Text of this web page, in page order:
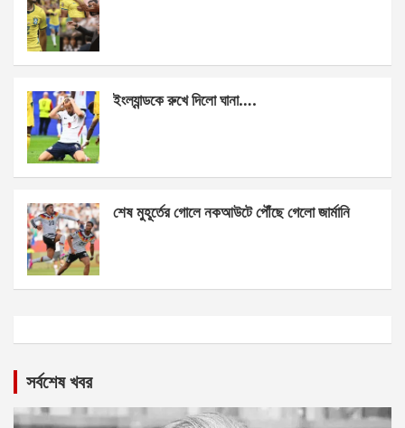
ইংল্যান্ডকে রুখে দিলো ঘানা….
শেষ মুহূর্তের গোলে নকআউটে পৌঁছে গেলো জার্মানি
সর্বশেষ খবর